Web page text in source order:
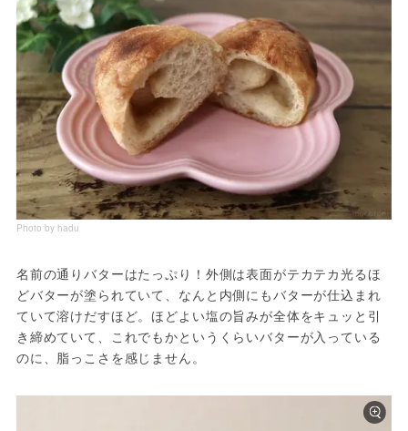
Photo by hadu
名前の通りバターはたっぷり！外側は表面がテカテカ光るほ
どバターが塗られていて、なんと内側にもバターが仕込まれ
ていて溶けだすほど。ほどよい塩の旨みが全体をキュッと引
き締めていて、これでもかというくらいバターが入っている
のに、脂っこさを感じません。